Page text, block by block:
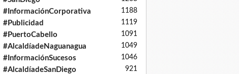
#InformaciónCorporativa 1188
#Publicidad 1119
#PuertoCabello 1091
#AlcaldíadeNaguanagua 1049
#InformaciónSucesos 1046
#AlcaldíadeSanDiego 921